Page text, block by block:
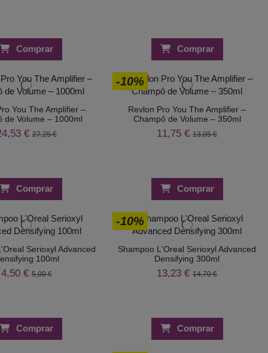
Comprar Comprar
You The Amplifier –
de Volume – 1000ml
€ 27,25 €
Comprar
-10%
Revlon Pro You The Amplifier –
Champô de Volume – 350ml
11,75 €13,05 €
Comprar
Serioxyl Advanced
100ml
4,50 € 5,00 €
Comprar
-10%
Shampoo L'Oreal Serioxyl Advanced
Densifying 300ml
13,23 €14,70 €
Comprar